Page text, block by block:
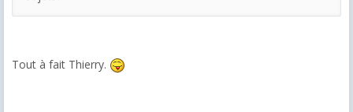
Tout à fait Thierry.